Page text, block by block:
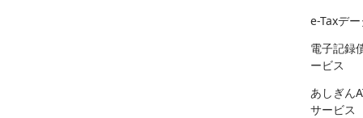
e-Taxデ
電子記録
ービス
あしぎん
サービス